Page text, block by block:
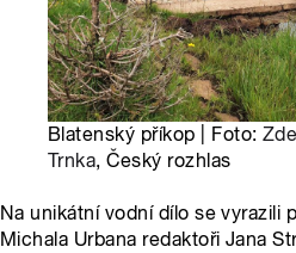
Blatenský příkop | Foto:
Trnka, Český rozhlas
Na unikátní vodní dílo se vyrazili
Michala Urbana redaktoři Jana